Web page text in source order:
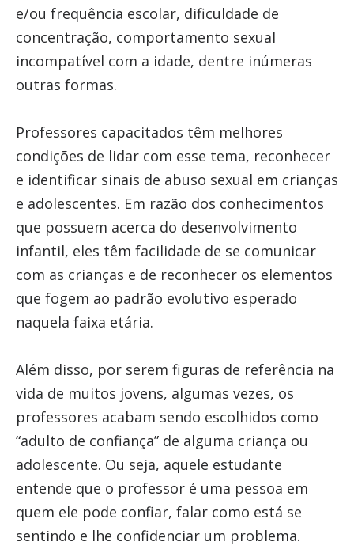
e/ou frequência escolar, dificuldade de
concentração, comportamento sexual
incompatível com a idade, dentre inúmeras
outras formas.
Professores capacitados têm melhores
condições de lidar com esse tema, reconhecer
e identificar sinais de abuso sexual em crianças
e adolescentes. Em razão dos conhecimentos
que possuem acerca do desenvolvimento
infantil, eles têm facilidade de se comunicar
com as crianças e de reconhecer os elementos
que fogem ao padrão evolutivo esperado
naquela faixa etária.
Além disso, por serem figuras de referência na
vida de muitos jovens, algumas vezes, os
professores acabam sendo escolhidos como
“adulto de confiança” de alguma criança ou
adolescente. Ou seja, aquele estudante
entende que o professor é uma pessoa em
quem ele pode confiar, falar como está se
sentindo e lhe confidenciar um problema.